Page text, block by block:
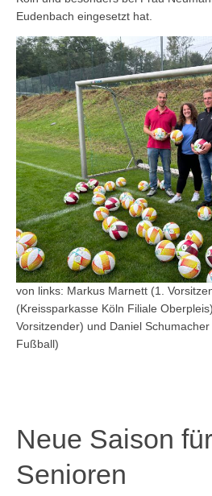
Eudenbach eingesetzt hat.
von links: Markus Marnett (1.
(Kreissparkasse Köln Filiale
Vorsitzender) und Daniel
Fußball)
Neue Saison
Senioren